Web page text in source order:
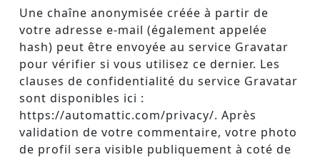
Une chaîne anonymisée créée à partir de
votre adresse e-mail (également appelée
hash) peut être envoyée au service Gravatar
pour vérifier si vous utilisez ce dernier. Les
clauses de confidentialité du service Gravatar
sont disponibles ici :
https://automattic.com/privacy/. Après
validation de votre commentaire, votre photo
de profil sera visible publiquement à coté de